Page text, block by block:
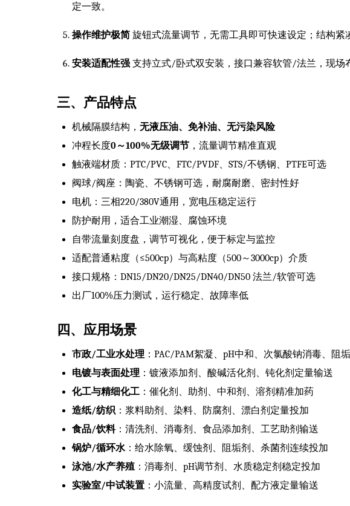
定一致。
操作维护极简 旋钮式流量调节，无需工具即可快速设定；结构
安装适配性强 支持立式/卧式双安装，接口兼容软管/法兰，现场
三、产品特点
机械隔膜结构，无液压油、免补油、无污染风险
冲程长度0～100%无级调节 ，流量调节精准直观
触液端材质：PTC/PVC、FTC/PVDF、STS/不锈钢、PTFE可选
阀球/阀座：陶瓷、不锈钢可选，耐腐耐磨、密封性好
电机：三相220/380V通用，宽电压稳定运行
防护耐用，适合工业潮湿、腐蚀环境
自带流量刻度盘，调节可视化，便于标定与监控
适配普通粘度（≤500cp）与高粘度（500～3000cp）介质
接口规格：DN15/DN20/DN25/DN40/DN50 法兰/软管可选
出厂100%压力测试，运行稳定、故障率低
四、应用场景
市政/工业水处理 ：PAC/PAM絮凝、pH中和、次氯酸钠消毒、阻
电镀与表面处理 ：镀液添加剂、酸碱活化剂、钝化剂定量输送
化工与精细化工 ：催化剂、助剂、中和剂、溶剂精准加药
造纸/纺织 ：浆料助剂、染料、防腐剂、漂白剂定量投加
食品/饮料：清洗剂、消毒剂、食品添加剂、工艺助剂输送
锅炉/循环水：给水除氧、缓蚀剂、阻垢剂、杀菌剂连续投加
泳池/水产养殖 ：消毒剂、pH调节剂、水质稳定剂稳定投加
实验室/中试装置 ：小流量、高精度试剂、配方液定量输送